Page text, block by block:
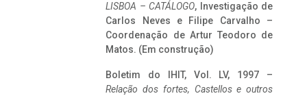
LISBOA – CATÁLOGO, Investigação de
Carlos Neves e Filipe Carvalho –
Coordenação de Artur Teodoro de
Matos. (Em construção)
Boletim do IHIT, Vol. LV, 1997 –
Relação dos fortes, Castellos e outros